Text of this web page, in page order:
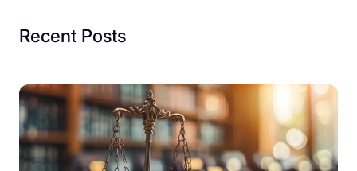
Recent Posts